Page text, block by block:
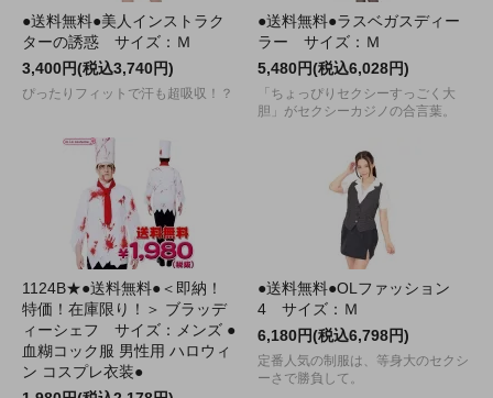
●送料無料●美人インストラク
ターの誘惑 サイズ：Ｍ
3,400円(税込3,740円)
ぴったりフィットで汗も超吸収！？
●送料無料●ラスベガスディー
ラー サイズ：Ｍ
5,480円(税込6,028円)
「ちょっぴりセクシーすっごく大
胆」がセクシーカジノの合言葉。
1124B★●送料無料●＜即納！
特価！在庫限り！＞ ブラッデ
ィーシェフ サイズ：メンズ ●
血糊コック服 男性用 ハロウィ
ン コスプレ衣装●
●送料無料●OLファッション
4 サイズ：Ｍ
6,180円(税込6,798円)
定番人気の制服は、等身大のセクシ
ーさで勝負して。